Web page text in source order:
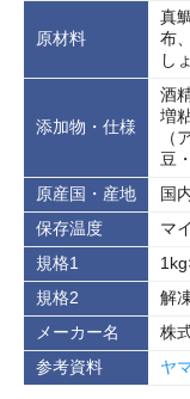
原材料
真
布
し
添加物・仕様
酒
増
（
豆
原産国・産地
国
保存温度
マ
規格1
規格2
解
メーカー名
株
参考資料
ヤ